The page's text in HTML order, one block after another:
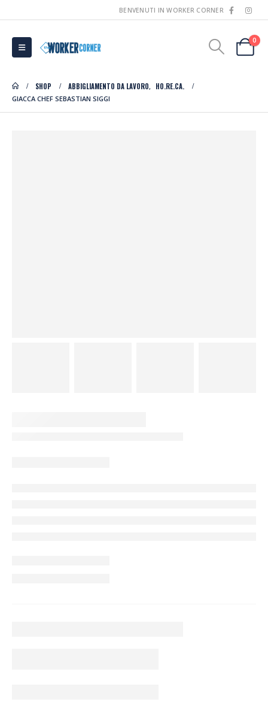
BENVENUTI IN WORKER CORNER
0
SHOP ABBIGLIAMENTO DA LAVORO, HO.RE.CA.
GIACCA CHEF SEBASTIAN SIGGI